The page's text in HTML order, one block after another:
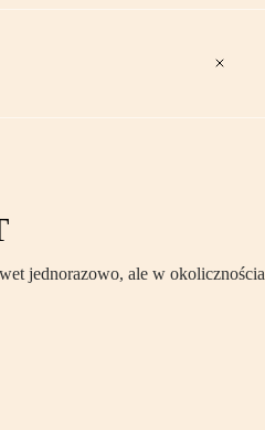
jednorazowo, ale w